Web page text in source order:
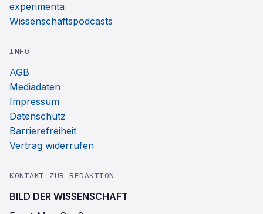
experimenta
Wissenschaftspodcasts
INFO
AGB
Mediadaten
Impressum
Datenschutz
Barrierefreiheit
Vertrag widerrufen
KONTAKT ZUR REDAKTION
BILD DER WISSENSCHAFT